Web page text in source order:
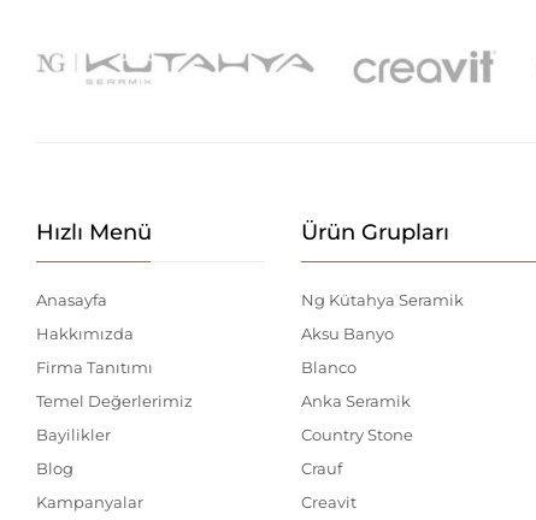
Hızlı Menü
Anasayfa
Hakkımızda
Firma Tanıtımı
Temel Değerlerimiz
Bayilikler
Blog
Kampanyalar
Ürün Grupları
Ng Kütahya Seramik
Aksu Banyo
Blanco
Anka Seramik
Country Stone
Crauf
Creavit